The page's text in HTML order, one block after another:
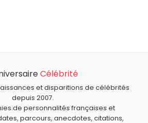
jour que Henri Cartier-Bresson ?
Conrad Charles Garnier
Cartier-Bresson.
du signe Lion comme Henri
Demarchelier
Célébrité
et disparitions de célébrités
depuis 2007.
de personnalités françaises et
parcours, anecdotes, citations,